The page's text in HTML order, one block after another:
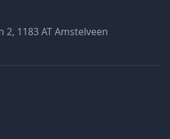
2, 1183 AT Amstelveen